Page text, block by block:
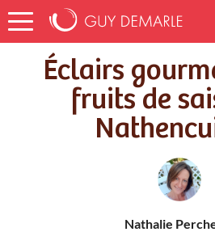
Accueil
Recettes
Éclairs gourmands aux fruits de saison
Éclairs
fruits de
Nathalie